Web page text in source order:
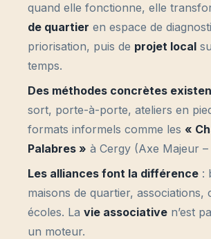
quand elle fonctionne, elle
de quartier en espace de
priorisation, puis de projet local
temps.
Des méthodes concrètes
sort, porte-à-porte, ateliers en
formats informels comme les «
Palabres » à Cergy (Axe Majeur
Les alliances font la différence :
maisons de quartier, associations,
écoles. La vie associative n’est
un moteur.